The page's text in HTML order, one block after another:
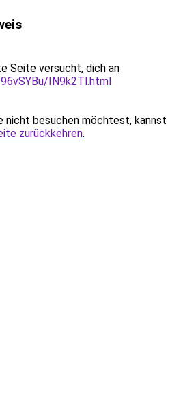
Seite versucht, dich an
IN9k2Tl.html
nicht besuchen möchtest, kannst
zurückkehren.